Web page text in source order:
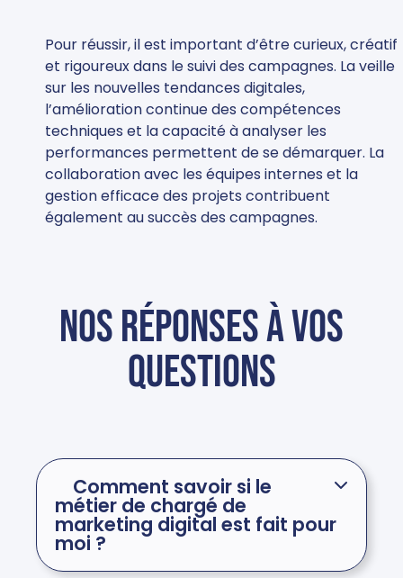
Pour réussir, il est important d’être curieux, créatif
et rigoureux dans le suivi des campagnes. La veille
sur les nouvelles tendances digitales,
l’amélioration continue des compétences
techniques et la capacité à analyser les
performances permettent de se démarquer. La
collaboration avec les équipes internes et la
gestion efficace des projets contribuent
également au succès des campagnes.
Nos réponses à vos
questions
Comment savoir si le
métier de chargé de
marketing digital est fait pour
moi ?